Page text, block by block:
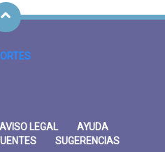
AVISO LEGAL
AYUDA
SUGERENCIAS